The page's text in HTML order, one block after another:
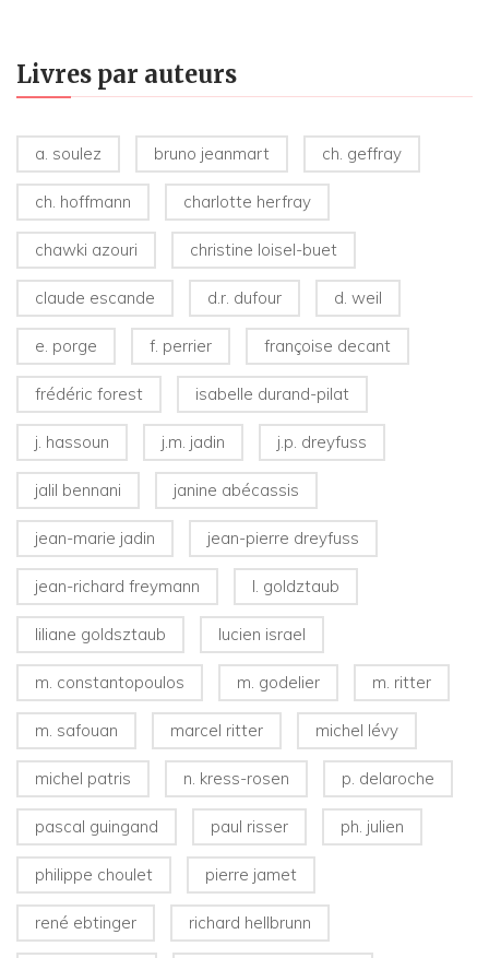
Livres par auteurs
a. soulez bruno jeanmart ch. geffray
ch. hoffmann charlotte herfray
chawki azouri christine loisel-buet
claude escande d.r. dufour d. weil
e. porge f. perrier françoise decant
frédéric forest isabelle durand-pilat
j. hassoun j.m. jadin j.p. dreyfuss
jalil bennani janine abécassis
jean-marie jadin jean-pierre dreyfuss
jean-richard freymann l. goldztaub
liliane goldsztaub lucien israel
m. constantopoulos m. godelier m. ritter
m. safouan marcel ritter michel lévy
michel patris n. kress-rosen p. delaroche
pascal guingand paul risser ph. julien
philippe choulet pierre jamet
rené ebtinger richard hellbrunn